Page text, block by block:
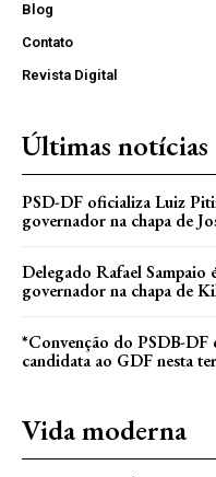
Blog
Contato
Revista Digital
Últimas notícias
PSD-DF oficializa Luiz
governador na chapa de
Delegado Rafael Sampaio
governador na chapa de
*Convenção do PSDB-DF
candidata ao GDF nesta
Vida moderna